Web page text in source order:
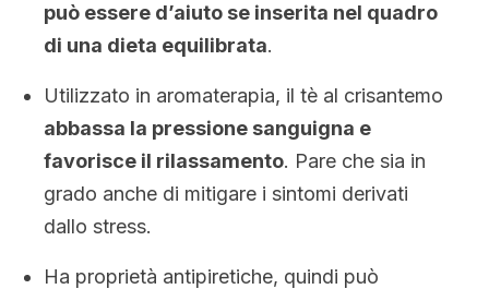
può essere d’aiuto se inserita nel quadro
di una dieta equilibrata.
Utilizzato in aromaterapia, il tè al crisantemo
abbassa la pressione sanguigna e
favorisce il rilassamento. Pare che sia in
grado anche di mitigare i sintomi derivati ​​
dallo stress.
Ha proprietà antipiretiche, quindi può